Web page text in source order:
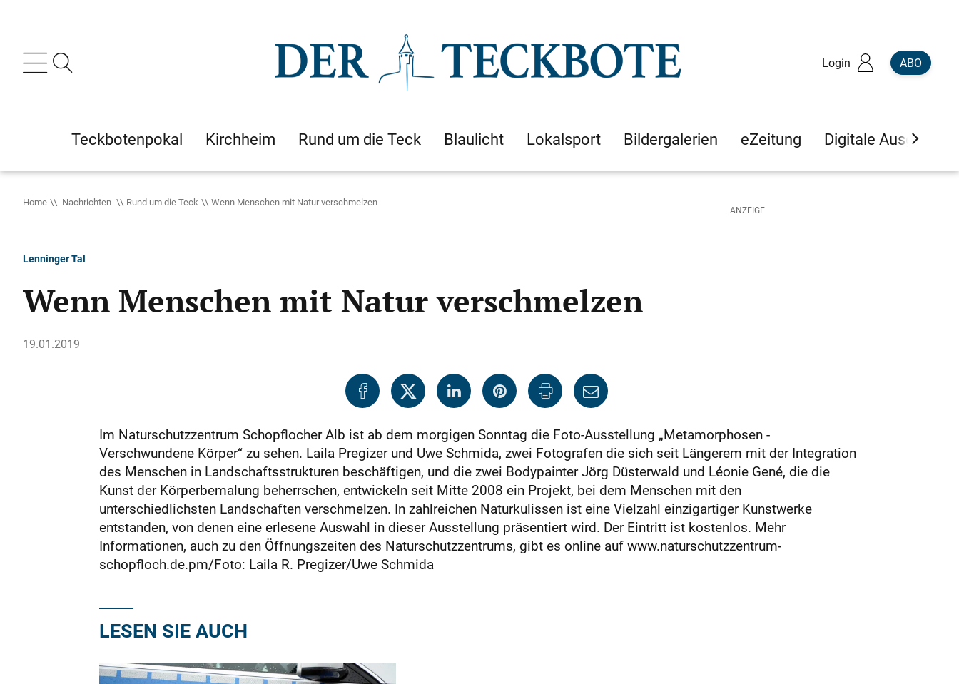
Login ABO
Teckbotenpokal Kirchheim Rund um die Teck Blaulicht Lokalsport Bildergalerien eZeitung Digitale Ausgaben
Home Nachrichten Rund um die Teck Wenn Menschen mit Natur verschmelzen
Lenninger Tal
Wenn Menschen mit Natur verschmelzen
19.01.2019
Im Naturschutzzentrum Schopflocher Alb ist ab dem morgigen Sonntag die Foto-Ausstellung „Metamorphosen -
Verschwundene Körper“ zu sehen. Laila Pregizer und Uwe Schmida, zwei Fotografen die sich seit Längerem mit der Integration
des Menschen in Landschaftsstrukturen beschäftigen, und die zwei Bodypainter Jörg Düsterwald und Léonie Gené, die die
Kunst der Körperbemalung beherrschen, entwickeln seit Mitte 2008 ein Projekt, bei dem Menschen mit den
unterschiedlichsten Landschaften verschmelzen. In zahlreichen Naturkulissen ist eine Vielzahl einzigartiger Kunstwerke
entstanden, von denen eine erlesene Auswahl in dieser Ausstellung präsentiert wird. Der Eintritt ist kostenlos. Mehr
Informationen, auch zu den Öffnungszeiten des Naturschutzzentrums, gibt es online auf www.naturschutzzentrum-
schopfloch.de.pm/Foto: Laila R. Pregizer/Uwe Schmida
LESEN SIE AUCH